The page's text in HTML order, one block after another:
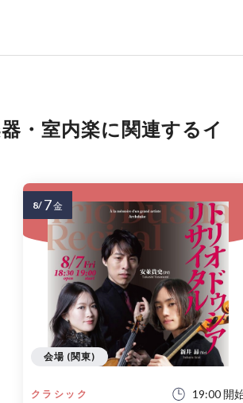
・室内楽に関連するイ
クラシック 19:00 開
会場 (関東)
8/ 7金